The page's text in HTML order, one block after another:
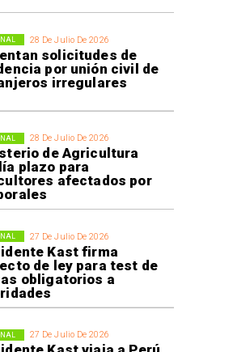
28 De Julio De 2026
solicitudes de
por unión civil de
irregulares
28 De Julio De 2026
de Agricultura
plazo para
afectados por
27 De Julio De 2026
Kast firma
de ley para test de
obligatorios a
27 De Julio De 2026